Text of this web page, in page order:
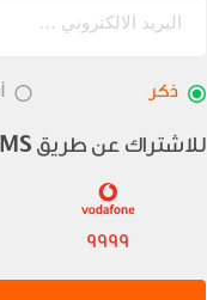
ذكر
للاشتراك عن طريق
9999